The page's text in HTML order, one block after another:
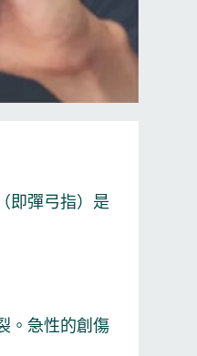
即彈弓指）是
。急性的創傷